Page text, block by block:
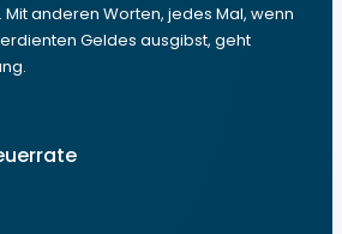
Mit anderen Worten, jedes Mal, wenn
Geldes ausgibst, geht